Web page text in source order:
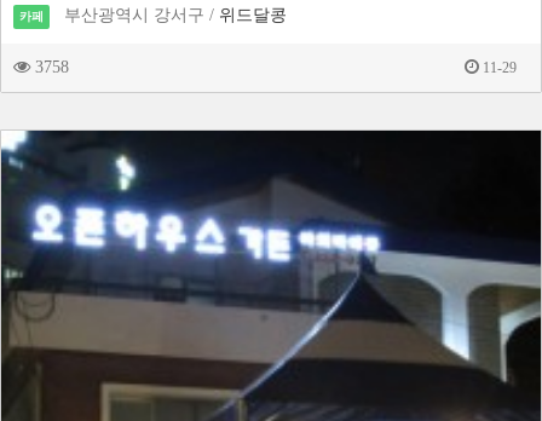
카페 부산광역시 강서구 / 위드달콩
3758 11-29